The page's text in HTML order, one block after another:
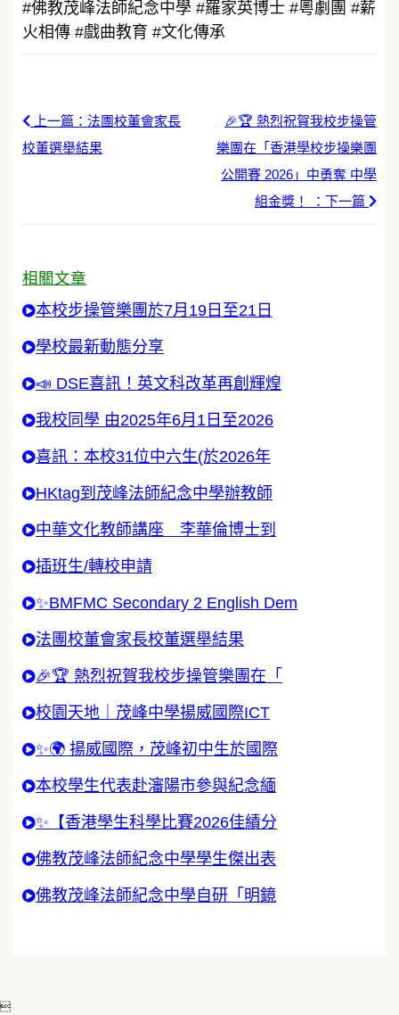
#佛教茂峰法師紀念中學 #羅家英博士 #粵劇團 #薪
火相傳 #戲曲教育 #文化傳承
上一篇：法團校董會家長
校董選舉結果
🎉🏆 熱烈祝賀我校步操管
樂團在「香港學校步操樂團
公開賽 2026」中勇奪 中學
組金獎！ ：下一篇
相關文章
本校步操管樂團於7月19日至21日
學校最新動態分享
📣 DSE喜訊！英文科改革再創輝煌
我校同學 由2025年6月1日至2026
喜訊：本校31位中六生(於2026年
HKtag到茂峰法師紀念中學辦教師
中華文化教師講座 李華倫博士到
插班生/轉校申請
✨BMFMC Secondary 2 English Dem
法團校董會家長校董選舉結果
🎉🏆 熱烈祝賀我校步操管樂團在「
校園天地｜茂峰中學揚威國際ICT
✨🌍 揚威國際，茂峰初中生於國際
本校學生代表赴瀋陽市參與紀念緬
✨【香港學生科學比賽2026佳績分
佛教茂峰法師紀念中學學生傑出表
佛教茂峰法師紀念中學自研「明鏡
